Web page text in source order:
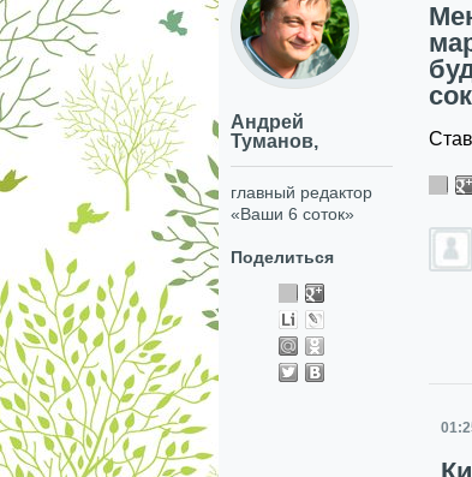
Андрей
Туманов,
главный редактор
«Ваши 6 соток»
Поделиться